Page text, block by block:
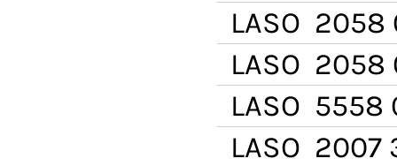
LASO 2058
LASO 2058
LASO 5558
LASO 2007